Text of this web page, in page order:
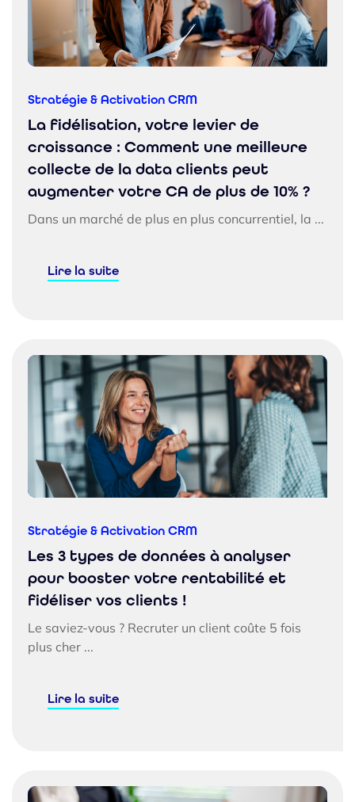
Stratégie & Activation CRM
La fidélisation, votre levier de
croissance : Comment une meilleure
collecte de la data clients peut
augmenter votre CA de plus de 10% ?
Dans un marché de plus en plus concurrentiel, la ...
Lire la suite
Stratégie & Activation CRM
Les 3 types de données à analyser
pour booster votre rentabilité et
fidéliser vos clients !
Le saviez-vous ? Recruter un client coûte 5 fois
plus cher ...
Lire la suite